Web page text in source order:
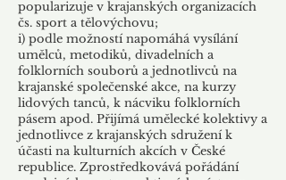
popularizuje v krajanských organizacích
čs. sport a tělovýchovu;
i) podle možností napomáhá vysílání
umělců, metodiků, divadelních a
folklorních souborů a jednotlivců na
krajanské společenské akce, na kurzy
lidových tanců, k nácviku folklorních
pásem apod. Přijímá umělecké kolektivy a
jednotlivce z krajanských sdružení k
účasti na kulturních akcích v České
republice. Zprostředkovává pořádání